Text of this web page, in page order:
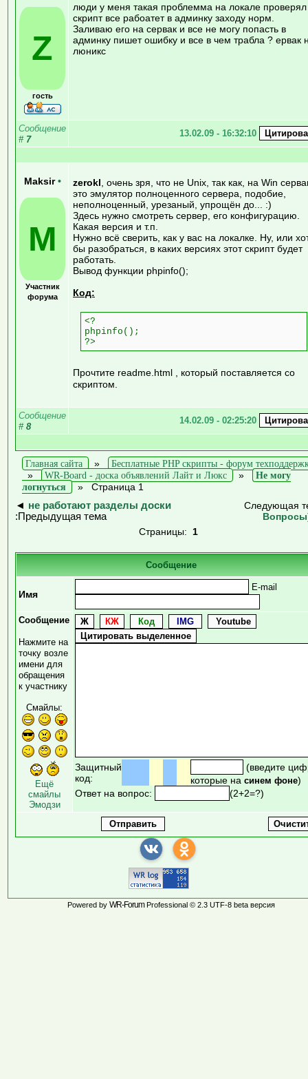
Z
гость
люди у меня такая проблемма на локале проверял
скрипт все рабоатет в админку заходу норм.
Заливаю его на сервак и все не могу попасть в
админку пишет ошибку и все в чем трабла ? ервак
люникс
Сообщение
# 7
13.02.09 - 16:32:10
Maksir •
M
Участник
форума
zerokl , очень зря, что не Unix, так как, на Win
это эмулятор полноценного сервера, подобие,
неполноценный, урезаный, упрощён до... :)
Здесь нужно смотреть сервер, его конфигурацию.
Какая версия и т.п.
Нужно всё сверить, как у вас на локалке. Ну, или
бы разобраться, в каких версиях этот скрипт будет
работать.
Вывод функции phpinfo();
Код:
<?
phpinfo();
?>
Прочтите readme.html , который поставляется со
скриптом.
Сообщение
# 8
14.02.09 - 02:25:20
Главная сайта »
Бесплатные PHP скрипты - форум
»
WR-Board - доска объявлений Лайт и Люкс »
Не могу
логнуться
» Страница 1
◄ не работают разделы доски
:Предыдущая тема
Следующая
Страницы: 1
Сообщение
Имя
E-mail
Сообщение
Нажмите на
точку возле
имени для
обращения
к участнику
Смайлы:
Ещё
смайлы
Эмодзи
Защитный
код:
(введите
которые на синем фоне)
Ответ на вопрос:
(2+2=?)
Powered by WR-ForumProfessional © 2.3 UTF-8 beta версия